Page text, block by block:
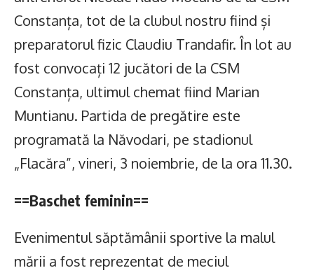
Constanța, tot de la clubul nostru fiind și
preparatorul fizic Claudiu Trandafir. În lot au
fost convocați 12 jucători de la CSM
Constanța, ultimul chemat fiind Marian
Muntianu. Partida de pregătire este
programată la Năvodari, pe stadionul
„Flacăra”, vineri, 3 noiembrie, de la ora 11.30.
==Baschet feminin==
Evenimentul săptămânii sportive la malul
mării a fost reprezentat de meciul